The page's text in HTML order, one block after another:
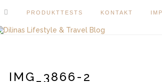
PRODUKTTESTS KONTAKT
IMG_3866-2